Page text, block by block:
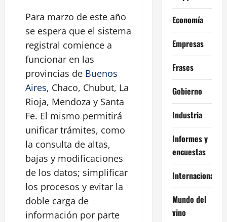
Para marzo de este año
se espera que el sistema
registral comience a
funcionar en las
provincias de Buenos
Aires, Chaco, Chubut, La
Rioja, Mendoza y Santa
Fe. El mismo permitirá
unificar trámites, como
la consulta de altas,
bajas y modificaciones
de los datos; simplificar
los procesos y evitar la
doble carga de
información por parte
Economía
Empresas
Frases
Gobierno
Industria
Informes y
encuestas
Internacional
Mundo del
vino